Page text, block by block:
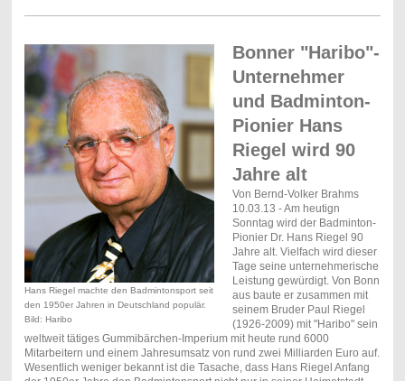
Hans Riegel machte den Badmintonsport seit
den 1950er Jahren in Deutschland populär.
Bild: Haribo
Bonner "Haribo"-
Unternehmer
und Badminton-
Pionier Hans
Riegel wird 90
Jahre alt
Von Bernd-Volker Brahms
10.03.13 - Am heutign
Sonntag wird der Badminton-
Pionier Dr. Hans Riegel 90
Jahre alt. Vielfach wird dieser
Tage seine unternehmerische
Leistung gewürdigt. Von Bonn
aus baute er zusammen mit
seinem Bruder Paul Riegel
(1926-2009) mit "Haribo" sein
weltweit tätiges Gummibärchen-Imperium mit heute rund 6000
Mitarbeitern und einem Jahresumsatz von rund zwei Milliarden Euro auf.
Wesentlich weniger bekannt ist die Tasache, dass Hans Riegel Anfang